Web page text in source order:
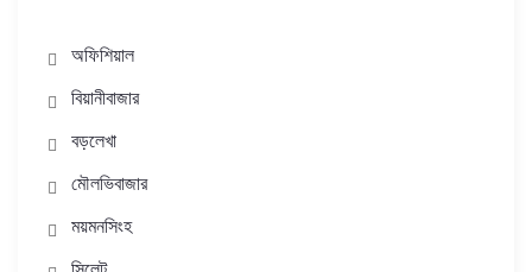
অফিশিয়াল
বিয়ানীবাজার
বড়লেখা
মৌলভিবাজার
ময়মনসিংহ